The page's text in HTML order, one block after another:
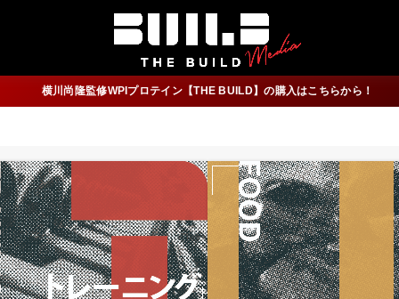
横川尚隆監修WPIプロテイン【THE BUILD】の購入はこちらから！